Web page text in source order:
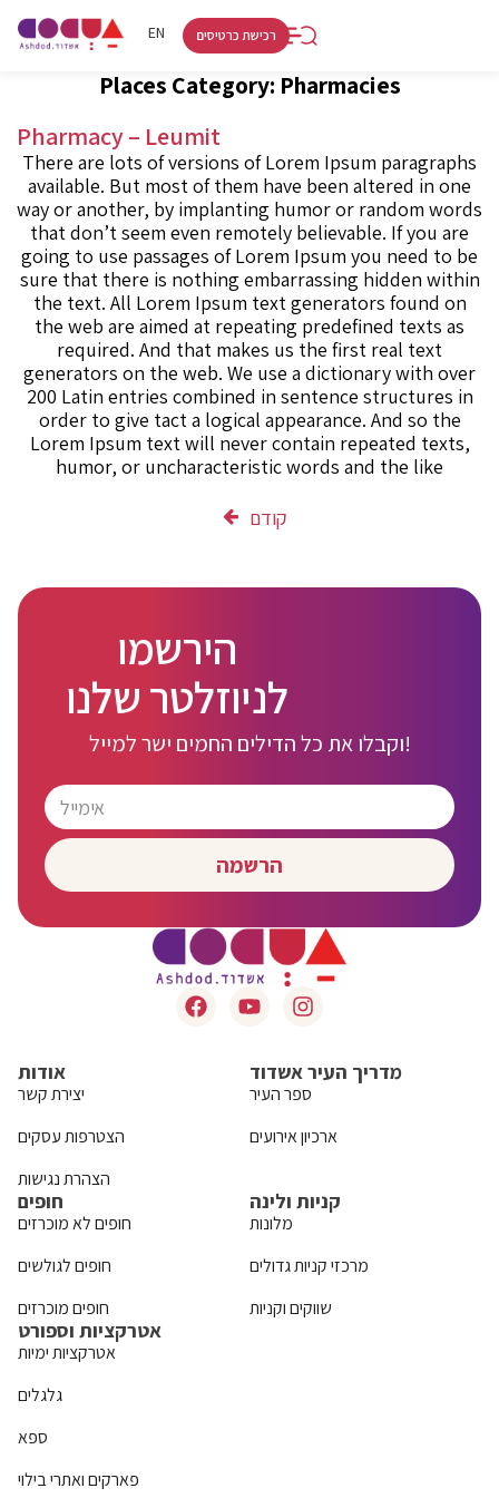
EN
HE
רכישת כרטיסים
Places Category: Pharmacies
Pharmacy – Leumit
There are lots of versions of Lorem Ipsum paragraphs
available. But most of them have been altered in one
way or another, by implanting humor or random words
that don’t seem even remotely believable. If you are
going to use passages of Lorem Ipsum you need to be
sure that there is nothing embarrassing hidden within
the text. All Lorem Ipsum text generators found on
the web are aimed at repeating predefined texts as
required. And that makes us the first real text
generators on the web. We use a dictionary with over
200 Latin entries combined in sentence structures in
order to give tact a logical appearance. And so the
Lorem Ipsum text will never contain repeated texts,
humor, or uncharacteristic words and the like
קודם
הירשמו
לניוזלטר שלנו
וקבלו את כל הדילים החמים ישר למייל!
הרשמה
אודות
יצירת קשר
הצטרפות עסקים
הצהרת נגישות
מדריך העיר אשדוד
ספר העיר
ארכיון אירועים
חופים
חופים לא מוכרזים
חופים לגולשים
חופים מוכרזים
קניות ולינה
מלונות
מרכזי קניות גדולים
שווקים וקניות
אטרקציות וספורט
אטרקציות ימיות
גלגלים
ספא
פארקים ואתרי בילוי